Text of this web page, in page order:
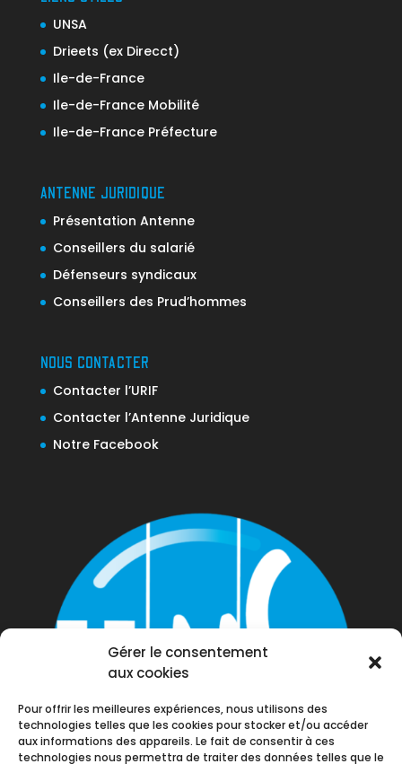
Gérer le consentement
aux cookies
Pour offrir les meilleures expériences, nous utilisons des
technologies telles que les cookies pour stocker et/ou accéder
aux informations des appareils. Le fait de consentir à ces
technologies nous permettra de traiter des données telles que le
UNSA
Drieets (ex Direcct)
Ile-de-France
Ile-de-France Mobilité
Ile-de-France Préfecture
ANTENNE JURIDIQUE
Présentation Antenne
Conseillers du salarié
Défenseurs syndicaux
Conseillers des Prud’hommes
NOUS CONTACTER
Contacter l’URIF
Contacter l’Antenne Juridique
Notre Facebook